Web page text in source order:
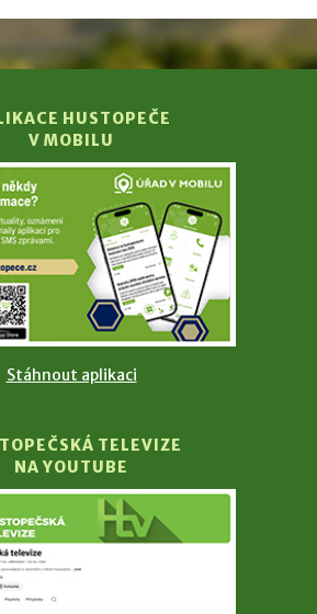
HUSTOPEČE
V MOBILU
Stáhnout aplikaci
TELEVIZE
NA YOUTUBE